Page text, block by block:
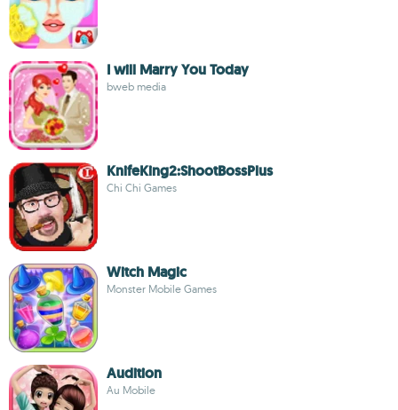
I will Marry You Today
bweb media
KnifeKing2:ShootBossPlus
Chi Chi Games
Witch Magic
Monster Mobile Games
Audition
Au Mobile